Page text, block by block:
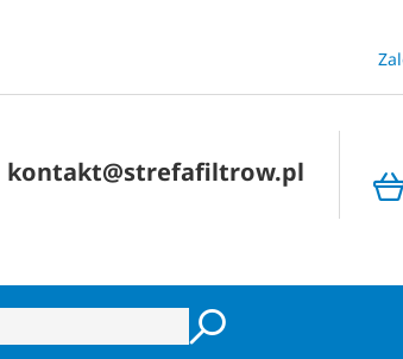
kontakt@strefafiltrow.pl